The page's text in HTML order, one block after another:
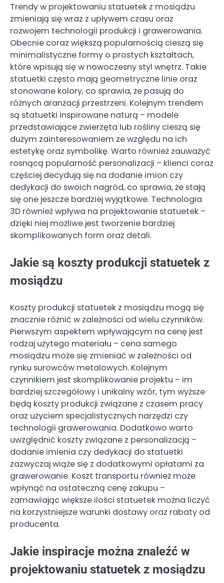
Trendy w projektowaniu statuetek z mosiądzu
zmieniają się wraz z upływem czasu oraz
rozwojem technologii produkcji i grawerowania.
Obecnie coraz większą popularnością cieszą się
minimalistyczne formy o prostych kształtach,
które wpisują się w nowoczesny styl wnętrz. Takie
statuetki często mają geometryczne linie oraz
stonowane kolory, co sprawia, że pasują do
różnych aranżacji przestrzeni. Kolejnym trendem
są statuetki inspirowane naturą – modele
przedstawiające zwierzęta lub rośliny cieszą się
dużym zainteresowaniem ze względu na ich
estetykę oraz symbolikę. Warto również zauważyć
rosnącą popularność personalizacji – klienci coraz
częściej decydują się na dodanie imion czy
dedykacji do swoich nagród, co sprawia, że stają
się one jeszcze bardziej wyjątkowe. Technologia
3D również wpływa na projektowanie statuetek –
dzięki niej możliwe jest tworzenie bardziej
skomplikowanych form oraz detali.
Jakie są koszty produkcji statuetek z
mosiądzu
Koszty produkcji statuetek z mosiądzu mogą się
znacznie różnić w zależności od wielu czynników.
Pierwszym aspektem wpływającym na cenę jest
rodzaj użytego materiału – cena samego
mosiądzu może się zmieniać w zależności od
rynku surowców metalowych. Kolejnym
czynnikiem jest skomplikowanie projektu – im
bardziej szczegółowy i unikalny wzór, tym wyższe
będą koszty produkcji związane z czasem pracy
oraz użyciem specjalistycznych narzędzi czy
technologii grawerowania. Dodatkowo warto
uwzględnić koszty związane z personalizacją –
dodanie imienia czy dedykacji do statuetki
zazwyczaj wiąże się z dodatkowymi opłatami za
grawerowanie. Koszt transportu również może
wpłynąć na ostateczną cenę zakupu –
zamawiając większe ilości statuetek można liczyć
na korzystniejsze warunki dostawy oraz rabaty od
producenta.
Jakie inspiracje można znaleźć w
projektowaniu statuetek z mosiądzu